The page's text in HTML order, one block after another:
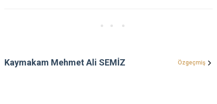
Kaymakam Mehmet Ali SEMİZ Özgeçmiş